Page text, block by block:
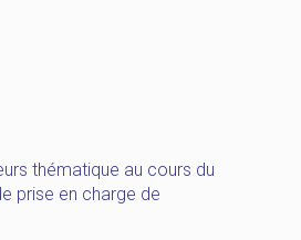
thématique au cours du
prise en charge de